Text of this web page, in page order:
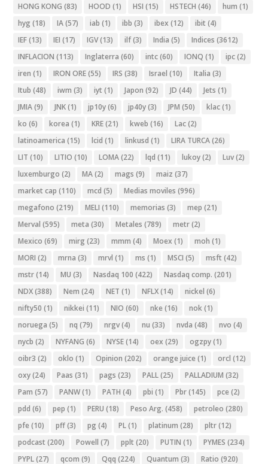
HONG KONG (83) HOOD (1) HSI (15) HSTECH (46) hum (1)
hyg (18) IA(57) iab (1) ibb (3) ibex (12) ibit (4)
IEF(13) IEI (17) IGV(13) ilf(3) India (5) Indices (3612)
INFLACION (113) Inglaterra (60) intc(60) IONQ (1) ipc(2)
iren (1) IRON ORE(55) IRS (38) Israel (10) Italia (3)
Itub (48) iwm (3) iyt (1) Japon (92) JD (44) Jets (1)
JMIA(9) JNK(1) jp10y(6) jp40y(3) JPM (50) klac(1)
ko (6) korea (1) KRE(21) kweb (16) Lac(2)
latinoamerica (15) lcid (1) linkusd (1) LIRA TURCA(26)
LIT (10) LITIO (10) LOMA(22) lqd (11) lukoy(2) Luv(2)
luxemburgo (2) MA(2) mags (9) maiz (37)
market cap (110) mcd (5) Medias moviles (996)
megafono (219) MELI (110) memorias (3) mep (21)
Merval (595) meta (30) Metales (789) metr(2)
Mexico (69) mirg (23) mmm (4) Moex (1) moh (1)
MORI (2) mrna (3) mrvl (1) ms (1) MSCI (5) msft (42)
mstr(14) MU (3) Nasdaq 100 (422) Nasdaq comp. (201)
NDX(388) Nem (24) NET (1) NFLX(14) nickel (6)
nifty50 (1) nikkei (11) NIO (60) nke (16) nok(1)
noruega (5) nq (79) nrgv(4) nu (33) nvda (48) nvo (4)
nycb (2) NYFANG (6) NYSE(14) oex (29) ogzpy(1)
oibr3 (2) oklo (1) Opinion (202) orange juice (1) orcl (12)
oxy(24) Paas (31) pags (23) PALL(25) PALLADIUM (32)
Pam (57) PANW(1) PATH (4) pbi (1) Pbr(145) pce (2)
pdd (6) pep (1) PERU (18) Peso Arg. (458) petroleo (280)
pfe (10) pff(3) pg (4) PL(1) platinum (28) pltr(12)
podcast (200) Powell (7) pplt (20) PUTIN (1) PYMES (234)
PYPL(27) qcom (9) Qqq (224) Quantum (3) Ratio (920)